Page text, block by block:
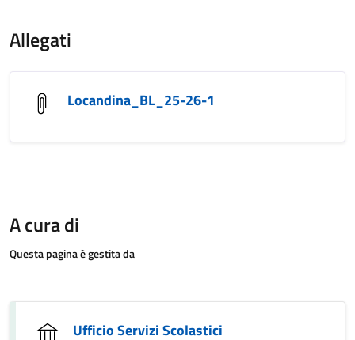
Allegati
Locandina_BL_25-26-1
A cura di
Questa pagina è gestita da
Ufficio Servizi Scolastici